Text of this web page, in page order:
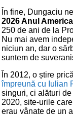
În fine, Dungaciu
2026 Anul
250 de ani de la
Nu mai avem
niciun an, dar o
suntem de
În 2012, o știre
împreună cu Iulian
singuri, ci alături de
2020, site-urile
erau vânate de un